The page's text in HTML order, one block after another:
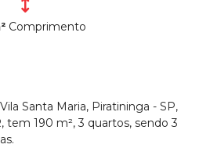
Comprimento
Santa Maria, Piratininga - SP,
tem 190 m², 3 quartos, sendo 3